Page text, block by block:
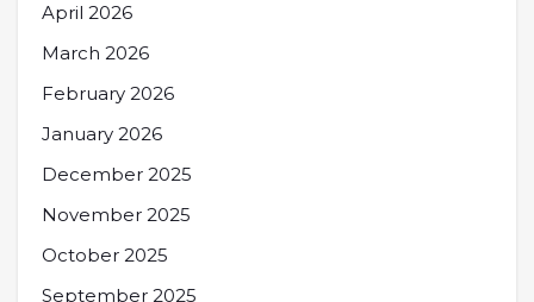
April 2026
March 2026
February 2026
January 2026
December 2025
November 2025
October 2025
September 2025